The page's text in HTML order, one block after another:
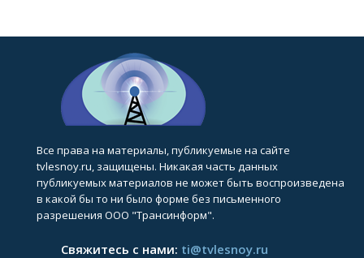
Все права на материалы, публикуемые на сайте
tvlesnoy.ru, защищены. Никакая часть данных
публикуемых материалов не может быть воспроизведена
в какой бы то ни было форме без письменного
разрешения ООО "Трансинформ".
Свяжитесь с нами: ti@tvlesnoy.ru